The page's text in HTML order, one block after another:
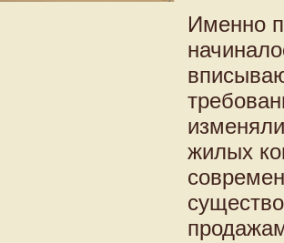
Именно
жилых